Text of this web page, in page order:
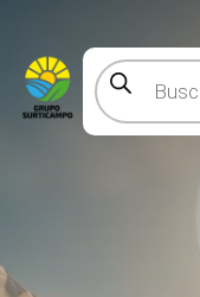
contenido
Búsqueda
de
productos